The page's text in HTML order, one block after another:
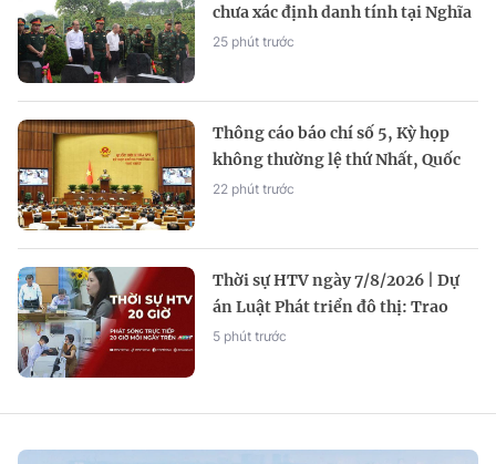
chưa xác định danh tính tại Nghĩa
trang Mai Dịch
25 phút trước
Thông cáo báo chí số 5, Kỳ họp
không thường lệ thứ Nhất, Quốc
hội khóa XVI
22 phút trước
Thời sự HTV ngày 7/8/2026 | Dự
án Luật Phát triển đô thị: Trao
quyền kiến tạo cơ chế cho TP. Hồ
5 phút trước